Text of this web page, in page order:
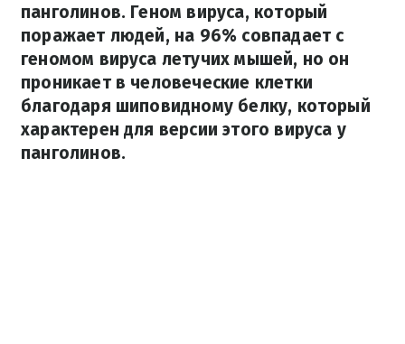
панголинов. Геном вируса, который
поражает людей, на 96% совпадает с
геномом вируса летучих мышей, но он
проникает в человеческие клетки
благодаря шиповидному белку, который
характерен для версии этого вируса у
панголинов.